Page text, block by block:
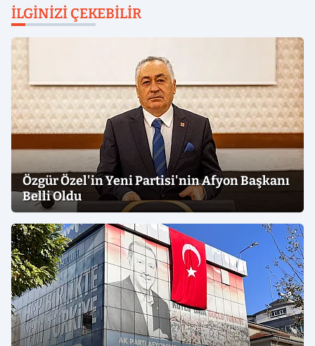
İLGINIZI ÇEKEBILIR
Özgür Özel'in Yeni Partisi'nin Afyon Başkanı
Belli Oldu